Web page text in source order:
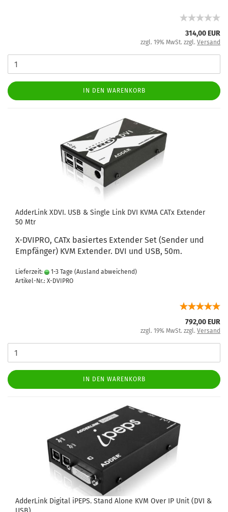
314,00 EUR
zzgl. 19% MwSt. zzgl. Versand
IN DEN WARENKORB
AdderLink XDVI. USB & Single Link DVI KVMA CATx Extender
50 Mtr
X-DVIPRO, CATx basiertes Extender Set (Sender und
Empfänger) KVM Extender. DVI und USB, 50m.
Lieferzeit: 1-3 Tage (Ausland abweichend)
Artikel-Nr.: X-DVIPRO
792,00 EUR
zzgl. 19% MwSt. zzgl. Versand
IN DEN WARENKORB
AdderLink Digital iPEPS. Stand Alone KVM Over IP Unit (DVI &